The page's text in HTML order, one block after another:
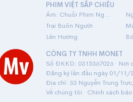
PHIM VIỆT SẮP CHIẾU
Ám: Chuỗi Phim Ngắn Linh Dị
Trại Buôn Người
Lên Hương
CÔNG TY TNHH MONET
Số ĐKKD: 0315367026 · Nơi
Đăng ký lần đầu ngày 01/11/
Địa chỉ: 33 Nguyễn Trung
Về chúng tôi · Chính sách